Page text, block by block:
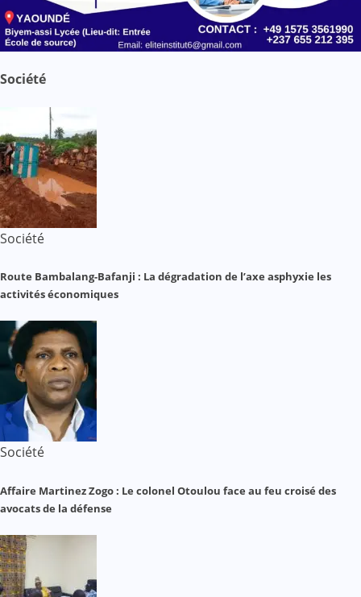
Société
Société
Route Bambalang-Bafanji : La dégradation de l’axe asphyxie les
activités économiques
Société
Affaire Martinez Zogo : Le colonel Otoulou face au feu croisé des
avocats de la défense